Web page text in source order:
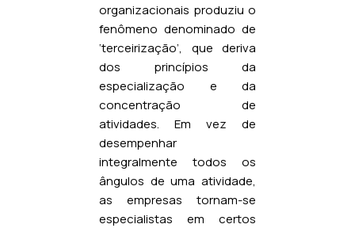
organizacionais produziu o
fenômeno denominado de
‘terceirização’, que deriva
dos princípios da
especialização e da
concentração de
atividades. Em vez de
desempenhar
integralmente todos os
ângulos de uma atividade,
as empresas tornam-se
especialistas em certos